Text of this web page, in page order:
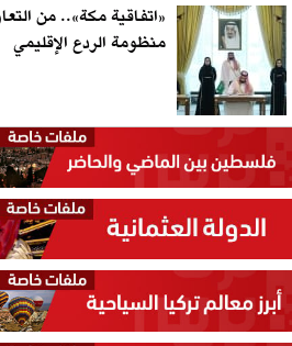
«اتفاقية مكة».. من
منظومة الردع الإقليمي